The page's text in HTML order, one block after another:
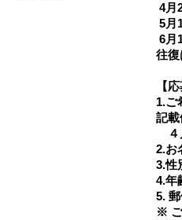
4月
5月
6月
往復
【
1.ご
記載
４
2.お
3.性
4.年
5.
※ ご